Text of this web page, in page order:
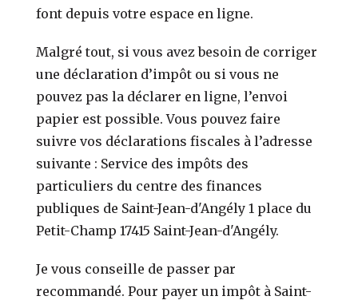
font depuis votre espace en ligne.
Malgré tout, si vous avez besoin de corriger
une déclaration d’impôt ou si vous ne
pouvez pas la déclarer en ligne, l’envoi
papier est possible. Vous pouvez faire
suivre vos déclarations fiscales à l’adresse
suivante : Service des impôts des
particuliers du centre des finances
publiques de Saint-Jean-d'Angély 1 place du
Petit-Champ 17415 Saint-Jean-d'Angély.
Je vous conseille de passer par
recommandé. Pour payer un impôt à Saint-